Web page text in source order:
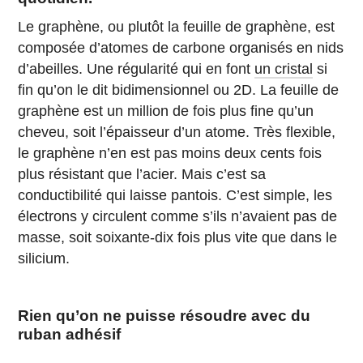
Le graphène, ou plutôt la feuille de graphène, est
composée d’atomes de carbone organisés en nids
d’abeilles. Une régularité qui en font un cristal si
fin qu’on le dit bidimensionnel ou 2D. La feuille de
graphène est un million de fois plus fine qu’un
cheveu, soit l’épaisseur d’un atome. Très flexible,
le graphène n’en est pas moins deux cents fois
plus résistant que l’acier. Mais c’est sa
conductibilité qui laisse pantois. C’est simple, les
électrons y circulent comme s’ils n’avaient pas de
masse, soit soixante-dix fois plus vite que dans le
silicium.
Rien qu’on ne puisse résoudre avec du
ruban adhésif